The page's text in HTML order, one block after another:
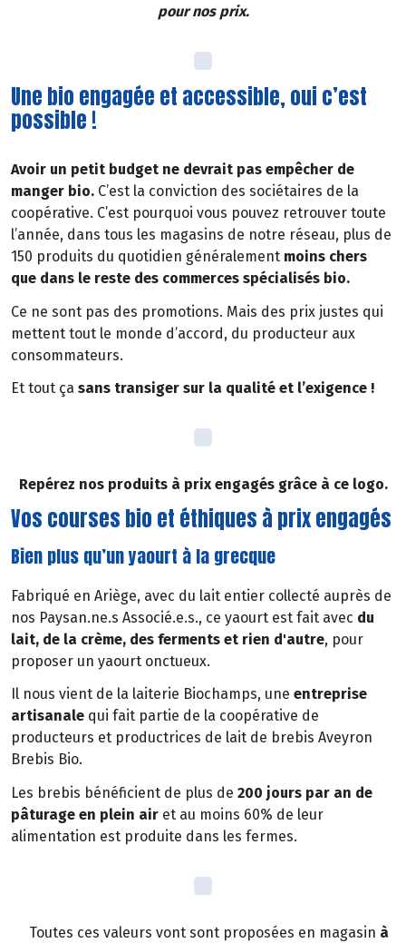
pour nos prix.
Une bio engagée et accessible, oui c’est
possible !
Avoir un petit budget ne devrait pas empêcher de
manger bio. C’est la conviction des sociétaires de la
coopérative. C’est pourquoi vous pouvez retrouver toute
l’année, dans tous les magasins de notre réseau, plus de
150 produits du quotidien généralement moins chers
que dans le reste des commerces spécialisés bio.
Ce ne sont pas des promotions. Mais des prix justes qui
mettent tout le monde d’accord, du producteur aux
consommateurs.
Et tout ça sans transiger sur la qualité et l’exigence !
Repérez nos produits à prix engagés grâce à ce logo.
Vos courses bio et éthiques à prix engagés
Bien plus qu’un yaourt à la grecque
Fabriqué en Ariège, avec du lait entier collecté auprès de
nos Paysan.ne.s Associé.e.s., ce yaourt est fait avec du
lait, de la crème, des ferments et rien d'autre, pour
proposer un yaourt onctueux.
Il nous vient de la laiterie Biochamps, une entreprise
artisanale qui fait partie de la coopérative de
producteurs et productrices de lait de brebis Aveyron
Brebis Bio.
Les brebis bénéficient de plus de 200 jours par an de
pâturage en plein air et au moins 60% de leur
alimentation est produite dans les fermes.
Toutes ces valeurs vont sont proposées en magasin à